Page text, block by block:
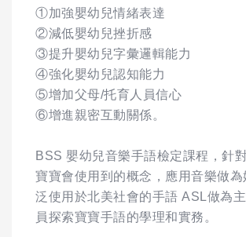
①加強嬰幼兒情緒表達
②減低嬰幼兒挫折感
③提升嬰幼兒字彙邏輯能力
④強化嬰幼兒認知能力
⑤增加父母/托育人員信心
⑥增進親密互動關係。
BSS 嬰幼兒音樂手語檢定課程，針
寶寶會使用到的概念，應用音樂做
泛使用於北美社會的手語 ASL做為
員探索寶寶手語的學理和實務。